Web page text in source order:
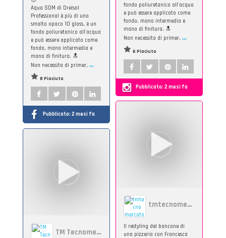
fondo poliuretanico all'acqua
e può essere applicato come
fondo, mano intermedia e
mano di finitura. 🔝
Non necessita di primer, ...
6 Piaciuto
Pubblicato: 2 mesi fa
Aqua SDM di Dreisol
Professional è più di uno
smalto opaco 10 gloss, è un
fondo poliuretanico all'acqua
e può essere applicato come
fondo, mano intermedia e
mano di finitura. 🔝
Non necessita di primer, ...
8 Piaciuto
Pubblicato: 2 mesi fa
tmtecnomercato
Il restyling del bancone di
una pizzeria con Francesca
TM Tecnomercato srl